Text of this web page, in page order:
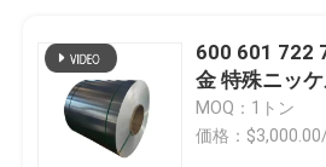
600 601 722
金 特殊ニッ
MOQ：1トン
価格：